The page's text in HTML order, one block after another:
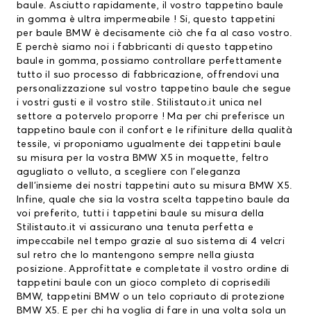
baule. Asciutto rapidamente, il vostro tappetino baule
in gomma è ultra impermeabile ! Si, questo tappetini
per baule BMW è decisamente ciò che fa al caso vostro.
E perchè siamo noi i fabbricanti di questo tappetino
baule in gomma, possiamo controllare perfettamente
tutto il suo processo di fabbricazione, offrendovi una
personalizzazione sul vostro tappetino baule che segue
i vostri gusti e il vostro stile. Stilistauto.it unica nel
settore a potervelo proporre ! Ma per chi preferisce un
tappetino baule con il confort e le rifiniture della qualità
tessile, vi proponiamo ugualmente dei tappetini baule
su misura per la vostra BMW X5 in moquette, feltro
agugliato o velluto, a scegliere con l’eleganza
dell’insieme dei nostri tappetini auto su misura BMW X5.
Infine, quale che sia la vostra scelta tappetino baule da
voi preferito, tutti i tappetini baule su misura della
Stilistauto.it vi assicurano una tenuta perfetta e
impeccabile nel tempo grazie al suo sistema di 4 velcri
sul retro che lo mantengono sempre nella giusta
posizione. Approfittate e completate il vostro ordine di
tappetini baule con un gioco completo dicoprisedili
BMW, tappetini BMW o un telo copriauto di protezione
BMW X5. E per chi ha voglia di fare in una volta sola un